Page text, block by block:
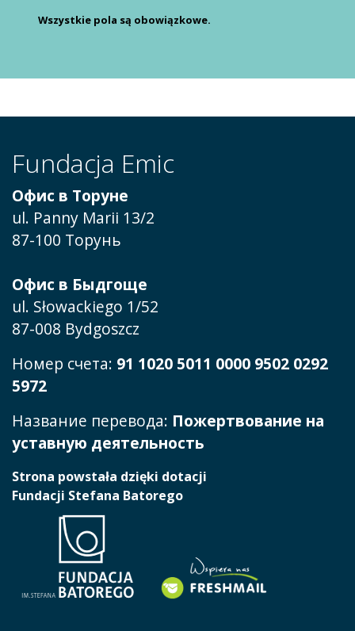
Wszystkie pola są obowiązkowe.
Fundacja Emic
Офис в Торуне
ul. Panny Marii 13/2
87-100 Торунь
Офис в Быдгоще
ul. Słowackiego 1/52
87-008 Bydgoszcz
Номер счета: 91 1020 5011 0000 9502 0292
5972
Название перевода: Пожертвование на
уставную деятельность
Strona powstała dzięki dotacji
Fundacji Stefana Batorego